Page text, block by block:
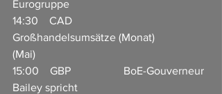
Eurogruppe
14:30    CAD
Großhandelsumsätze (Monat)
(Mai)
15:00    GBP                   BoE-Gouverneur
Bailey spricht